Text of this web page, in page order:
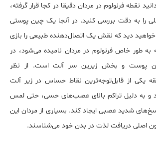
نقطه فرنولوم در مردان دقیقا در کجا قرار گرفته،
را به دقت بررسی کنید. در آنجا یک چین پوستی
دید که نقش یک اتصال‌دهنده طبیعی را بازی
به طور خاص فرنولوم در مردان نامیده می‌شود، در
بین پوست و بخش زیرین سر آلت است. از نظر
یکی از قابل‌توجه‌ترین نقاط حساس در زیر آلت
و به دلیل تراکم بالای عصب‌های حسی، حتی لمس
شدید عصبی ایجاد کند. بسیاری از مردان این
اصلی دریافت لذت در بدن خود می‌شناسند.